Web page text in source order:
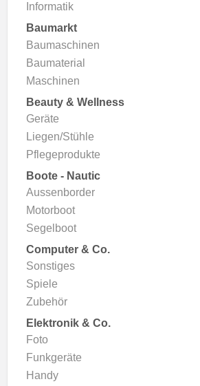
Informatik
Baumarkt
Baumaschinen
Baumaterial
Maschinen
Beauty & Wellness
Geräte
Liegen/Stühle
Pflegeprodukte
Boote - Nautic
Aussenborder
Motorboot
Segelboot
Computer & Co.
Sonstiges
Spiele
Zubehör
Elektronik & Co.
Foto
Funkgeräte
Handy